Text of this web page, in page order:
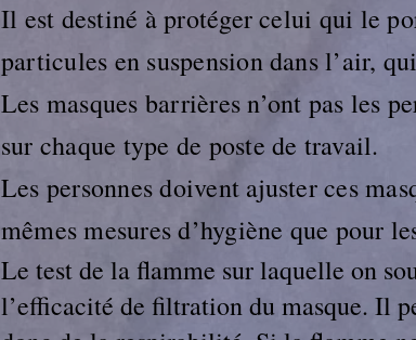
Il est destiné à protéger celui qui le
particules en suspension dans l’air,
Les masques barrières n’ont pas les
sur chaque type de poste de travail.
Les personnes doivent ajuster ces
mêmes mesures d’hygiène que pour
Le test de la flamme sur laquelle on
l’efficacité de filtration du masque. Il